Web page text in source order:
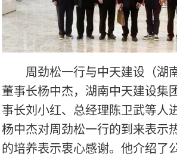
周劲松一行与中天建设（湖
董事长杨中杰，湖南中天建设集
事长刘小红、总经理陈卫武等人
杨中杰对周劲松一行的到来表示
的培养表示衷心感谢。他介绍了